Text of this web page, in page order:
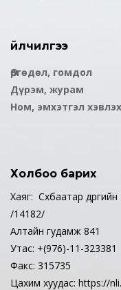
Үйлчилгээ
Өргөдөл, гомдол
Дүрэм, журам
Ном, эмхэтгэл хэвлэх
Холбоо барих
Хаяг: Сүхбаатар
/14182/
Алтайн гудамж 841
Утас: +(976)-11-323381
Факс: 315735
Цахим хуудас: https://